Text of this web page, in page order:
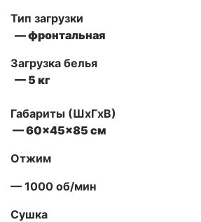
Тип загрузки
— фронтальная
Загрузка белья
— 5 кг
Габариты (ШxГxВ)
— 60x45x85 см
Отжим
— 1000 об/мин
Сушка